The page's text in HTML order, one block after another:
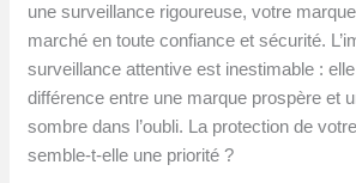
une surveillance rigoureuse, votre
marché en toute confiance et sécurité.
surveillance attentive est inestimable :
différence entre une marque prospère et
sombre dans l’oubli. La protection de
semble-t-elle une priorité ?